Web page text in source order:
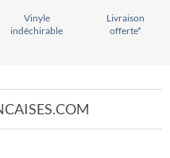
Vinyle
indéchirable
Livraison
offerte*